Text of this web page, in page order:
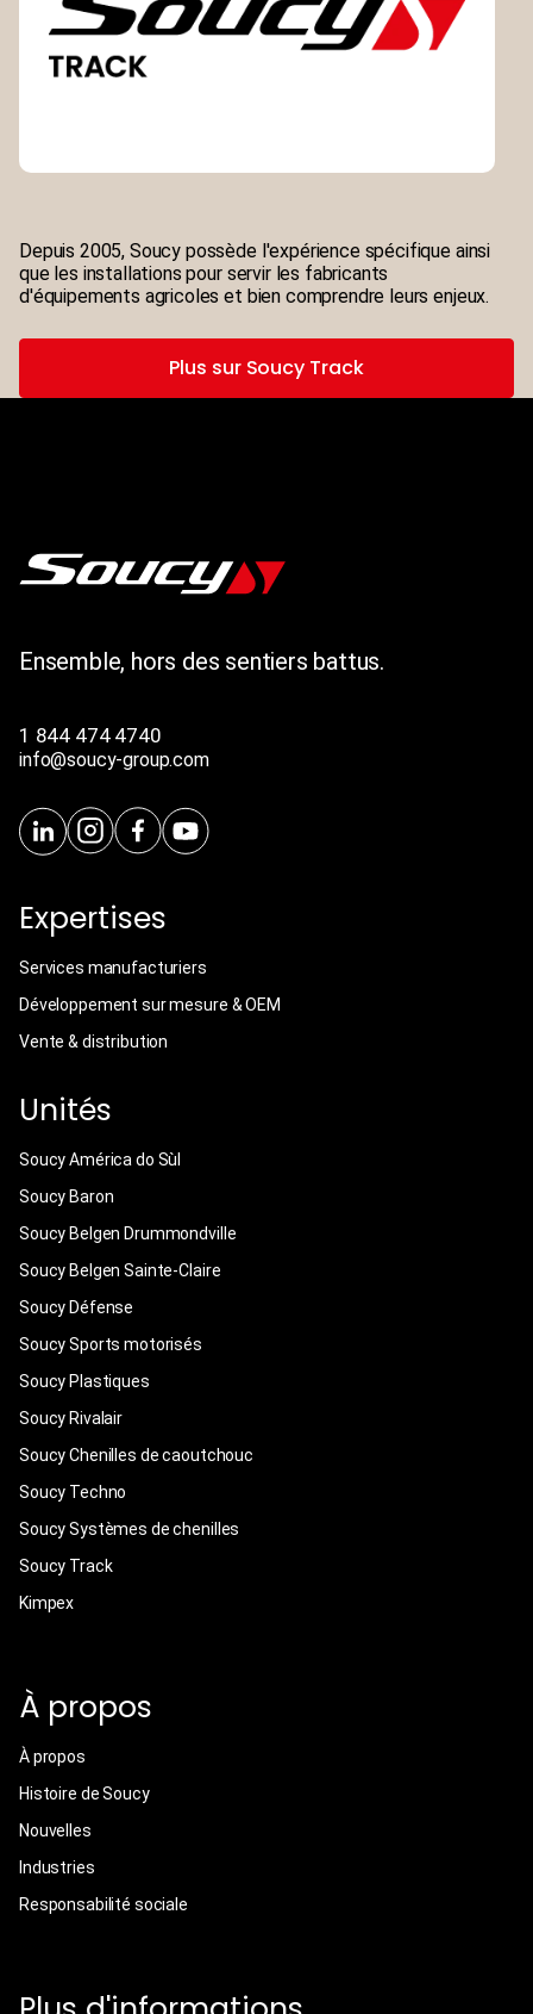
Depuis 2005, Soucy possède l'expérience spécifique ainsi
que les installations pour servir les fabricants
d'équipements agricoles et bien comprendre leurs enjeux.
Plus sur Soucy Track
Ensemble, hors des sentiers battus.
1 844 474 4740
info@soucy-group.com
Expertises
Services manufacturiers
Développement sur mesure & OEM
Vente & distribution
Unités
Soucy América do Sùl
Soucy Baron
Soucy Belgen Drummondville
Soucy Belgen Sainte-Claire
Soucy Défense
Soucy Sports motorisés
Soucy Plastiques
Soucy Rivalair
Soucy Chenilles de caoutchouc
Soucy Techno
Soucy Systèmes de chenilles
Soucy Track
Kimpex
À propos
À propos
Histoire de Soucy
Nouvelles
Industries
Responsabilité sociale